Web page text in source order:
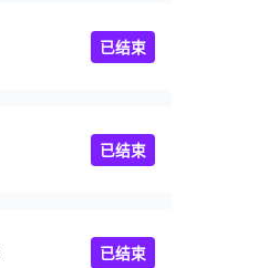
已结束
已结束
已结束